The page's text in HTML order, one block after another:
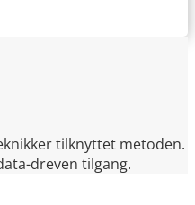
tilknyttet metoden.
dreven tilgang.